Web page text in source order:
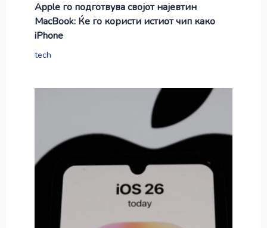
Apple го подготвува својот најевтин
MacBook: Ќе го користи истиот чип како
iPhone
tech